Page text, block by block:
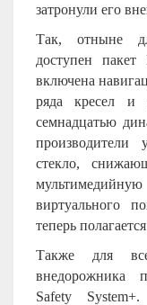
затронули его
Так, отныне
доступен пакет
включена
ряда кресел и
семнадцатью
производители
стекло,
виртуального
теперь
Также для
внедорожника
Safety